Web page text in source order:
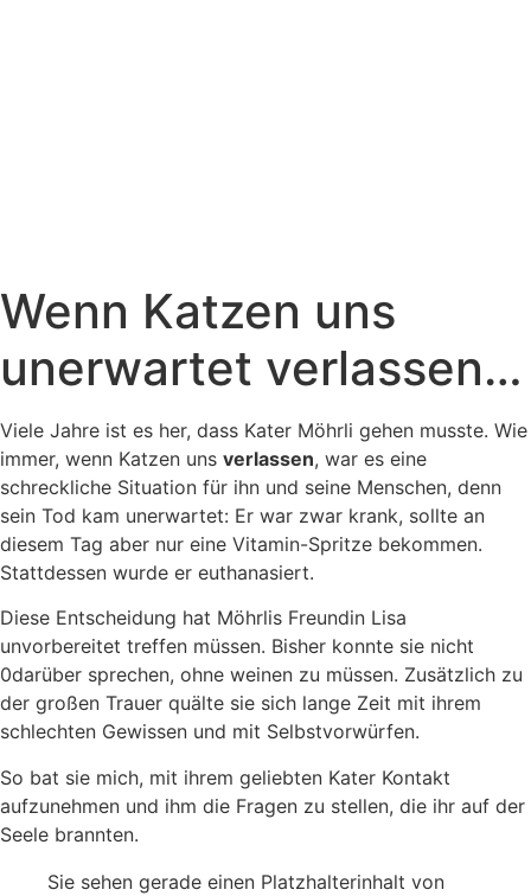
Wenn Katzen uns
unerwartet verlassen…
Viele Jahre ist es her, dass Kater Möhrli gehen musste. Wie
immer, wenn Katzen uns verlassen, war es eine
schreckliche Situation für ihn und seine Menschen, denn
sein Tod kam unerwartet: Er war zwar krank, sollte an
diesem Tag aber nur eine Vitamin-Spritze bekommen.
Stattdessen wurde er euthanasiert.
Diese Entscheidung hat Möhrlis Freundin Lisa
unvorbereitet treffen müssen. Bisher konnte sie nicht
0darüber sprechen, ohne weinen zu müssen. Zusätzlich zu
der großen Trauer quälte sie sich lange Zeit mit ihrem
schlechten Gewissen und mit Selbstvorwürfen.
So bat sie mich, mit ihrem geliebten Kater Kontakt
aufzunehmen und ihm die Fragen zu stellen, die ihr auf der
Seele brannten.
Sie sehen gerade einen Platzhalterinhalt von